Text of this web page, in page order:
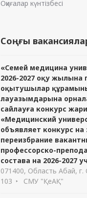
Оқиғалар күнтізбесі
Соңғы
«Семей медицина
2026-2027 оқу жылына
оқытушылар
лауазымдарына
сайлауға конкурс
«Медицинский
объявляет конкурс
переизбрание
профессорско-
состава на 2026-2027
071400, Область Абай, г.
103
СМУ "ҚеАҚ"